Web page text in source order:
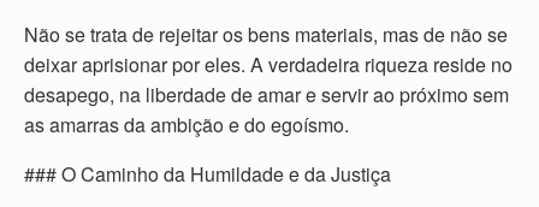
Não se trata de rejeitar os bens materiais, mas de não se
deixar aprisionar por eles. A verdadeira riqueza reside no
desapego, na liberdade de amar e servir ao próximo sem
as amarras da ambição e do egoísmo.
### O Caminho da Humildade e da Justiça